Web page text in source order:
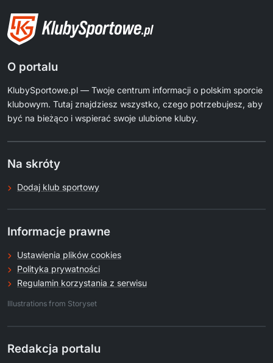
O portalu
KlubySportowe.pl — Twoje centrum informacji o polskim sporcie
klubowym. Tutaj znajdziesz wszystko, czego potrzebujesz, aby
być na bieżąco i wspierać swoje ulubione kluby.
Na skróty
Dodaj klub sportowy
Informacje prawne
Ustawienia plików cookies
Polityka prywatności
Regulamin korzystania z serwisu
Illustrations from Storyset
Redakcja portalu